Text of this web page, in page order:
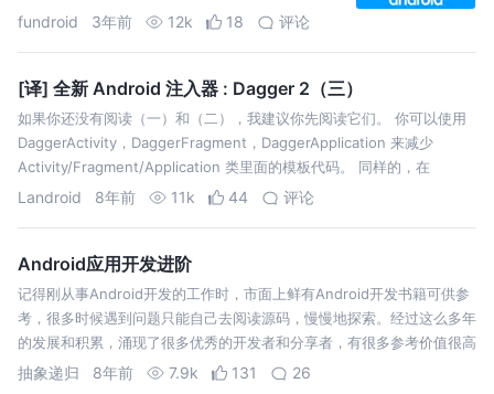
fundroid 3年前 12k 18 评论
[译] 全新 Android 注入器 : Dagger 2（三）
如果你还没有阅读（一）和（二），我建议你先阅读它们。 你可以使用
DaggerActivity，DaggerFragment，DaggerApplication 来减少
Activity/Fragment/Application 类里面的模板代码。 同样的，在
dagger 的…
Landroid 8年前 11k 44 评论
Android应用开发进阶
记得刚从事Android开发的工作时，市面上鲜有Android开发书籍可供参
考，很多时候遇到问题只能自己去阅读源码，慢慢地探索。经过这么多年
的发展和积累，涌现了很多优秀的开发者和分享者，有很多参考价值很高
的入门和进阶的书籍，推动了国内Android开发者技术水平的提升，
抽象递归 8年前 7.9k 131 26